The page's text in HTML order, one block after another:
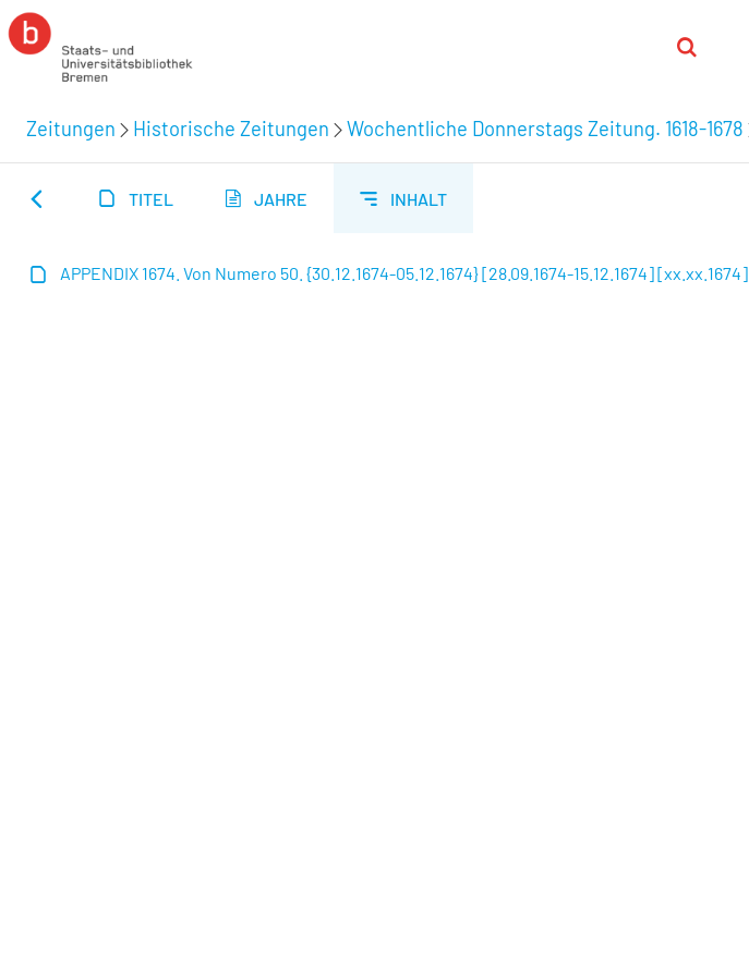
Zeitungen Historische Zeitungen Wochentliche Donnerstags Zeitung. 1618-1678
TITEL JAHRE INHALT
APPENDIX 1674. Von Numero 50. {30.12.1674-05.12.1674} [28.09.1674-15.12.1674] [xx.xx.1674]